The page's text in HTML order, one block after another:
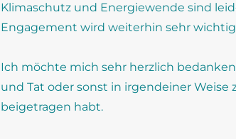
Klimaschutz und Energiewende sind
Engagement wird weiterhin sehr
Ich möchte mich sehr herzlich
und Tat oder sonst in irgendeiner Weise
beigetragen habt.